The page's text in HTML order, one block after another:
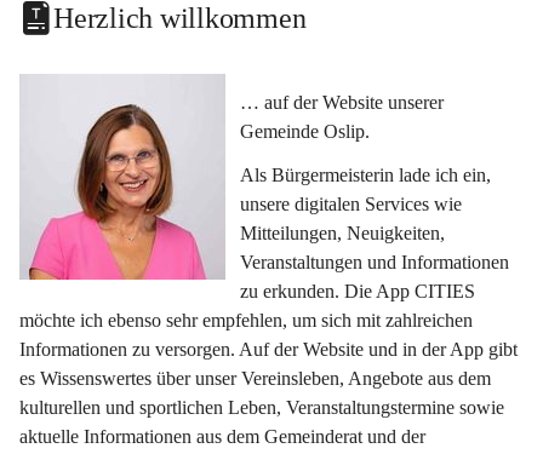
Herzlich willkommen
… auf der Website unserer
Gemeinde Oslip.
Als Bürgermeisterin lade ich ein,
unsere digitalen Services wie
Mitteilungen, Neuigkeiten,
Veranstaltungen und Informationen
zu erkunden. Die App CITIES
möchte ich ebenso sehr empfehlen, um sich mit zahlreichen
Informationen zu versorgen. Auf der Website und in der App gibt
es Wissenswertes über unser Vereinsleben, Angebote aus dem
kulturellen und sportlichen Leben, Veranstaltungstermine sowie
aktuelle Informationen aus dem Gemeinderat und der